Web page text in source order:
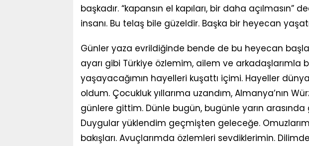
başkadır. “kapansın el kapıları, bir daha açılmasın”
insanı. Bu telaş bile güzeldir. Başka bir heyecan
Günler yaza evrildiğinde bende de bu heyecan
ayarı gibi Türkiye özlemim, ailem ve arkadaşlarımla
yaşayacağımın hayelleri kuşattı içimi. Hayeller
oldum. Çocukluk yıllarıma uzandım, Almanya’nın
günlere gittim. Dünle bugün, bugünle yarın arasında
Duygular yüklendim geçmişten geleceğe.
bakışları. Avuçlarımda özlemleri sevdiklerimin.